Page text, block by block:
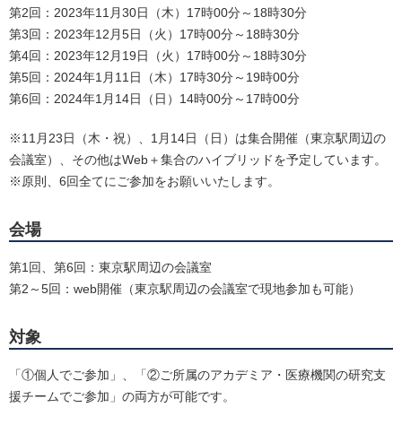
第2回：2023年11月30日（木）17時00分～18時30分
第3回：2023年12月5日（火）17時00分～18時30分
第4回：2023年12月19日（火）17時00分～18時30分
第5回：2024年1月11日（木）17時30分～19時00分
第6回：2024年1月14日（日）14時00分～17時00分
※11⽉23⽇（木・祝）、1⽉14⽇（日）は集合開催（東京駅周辺の
会議室）、その他はWeb＋集合のハイブリッドを予定しています。
※原則、6回全てにご参加をお願いいたします。
会場
第1回、第6回：東京駅周辺の会議室
第2～5回：web開催（東京駅周辺の会議室で現地参加も可能）
対象
「①個人でご参加」、「②ご所属のアカデミア・医療機関の研究支
援チームでご参加」の両方が可能です。